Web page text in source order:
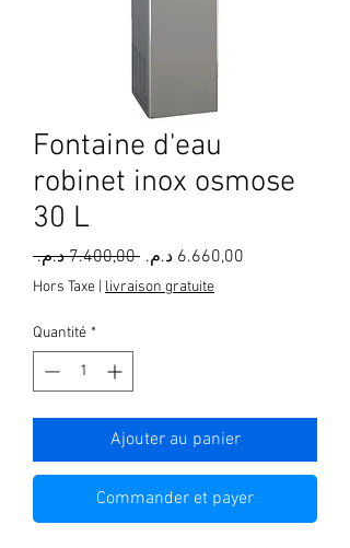
Fontaine d'eau
robinet inox osmose
30 L
‏7.400,00 د.م.‏ Prix
original
Hors Taxe livraison gratuite
Quantité *
Ajouter au panier
Commander et payer